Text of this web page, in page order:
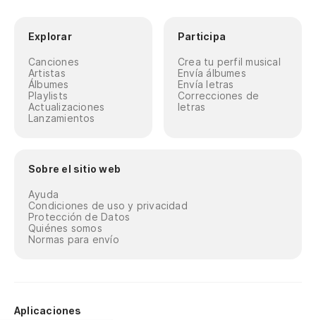
Explorar
Canciones
Artistas
Álbumes
Playlists
Actualizaciones
Lanzamientos
Participa
Crea tu perfil musical
Envía álbumes
Envía letras
Correcciones de
letras
Sobre el sitio web
Ayuda
Condiciones de uso y privacidad
Protección de Datos
Quiénes somos
Normas para envío
Aplicaciones